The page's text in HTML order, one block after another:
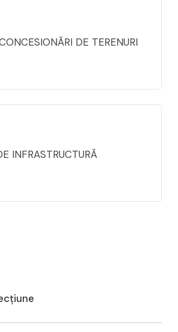
DE TERENURI
INFRASTRUCTURĂ